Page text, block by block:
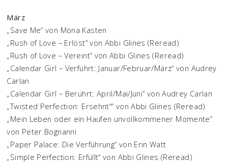
März
„Save Me“ von Mona Kasten
„Rush of Love – Erlöst“ von Abbi Glines (Reread)
„Rush of Love – Vereint“ von Abbi Glines (Reread)
„Calendar Girl – Verführt: Januar/Februar/März“ von Audrey
Carlan
„Calendar Girl – Berührt: April/Mai/Juni“ von Audrey Carlan
„Twisted Perfection: Ersehnt““ von Abbi Glines (Reread)
„Mein Leben oder ein Haufen unvollkommener Momente“
von Peter Bognanni
„Paper Palace: Die Verführung“ von Erin Watt
„Simple Perfection: Erfüllt“ von Abbi Glines (Reread)